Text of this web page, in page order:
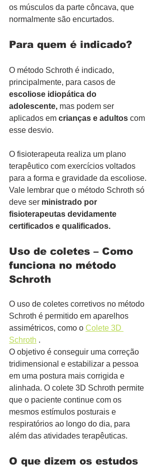
os músculos da parte côncava, que
normalmente são encurtados.
Para quem é indicado?
O método Schroth é indicado,
principalmente, para casos de
escoliose idiopática do
adolescente, mas podem ser
aplicados em crianças e adultos com
esse desvio.
O fisioterapeuta realiza um plano
terapêutico com exercícios voltados
para a forma e gravidade da escoliose.
Vale lembrar que o método Schroth só
deve ser ministrado por
fisioterapeutas devidamente
certificados e qualificados.
Uso de coletes – Como
funciona no método
Schroth
O uso de coletes corretivos no método
Schroth é permitido em aparelhos
assimétricos, como o Colete 3D
Schroth .
O objetivo é conseguir uma correção
tridimensional e estabilizar a pessoa
em uma postura mais corrigida e
alinhada. O colete 3D Schroth permite
que o paciente continue com os
mesmos estímulos posturais e
respiratórios ao longo do dia, para
além das atividades terapêuticas.
O que dizem os estudos